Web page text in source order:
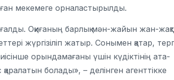
мекемеге орналастырылды.
Оқиғаның барлық мән-жайын жан-
жүргізіліп жатыр. Сонымен қатар,
орындамағаны үшін күдіктінің ата-
болады», – делінген агенттікке